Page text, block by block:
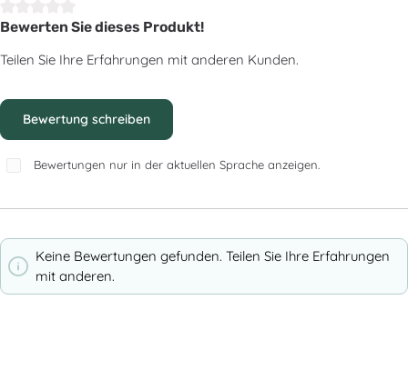
Durchschnittliche Bewertung von 0 von 5 Sternen
Bewerten Sie dieses Produkt!
Teilen Sie Ihre Erfahrungen mit anderen Kunden.
Bewertung schreiben
Bewertungen nur in der aktuellen Sprache anzeigen.
Keine Bewertungen gefunden. Teilen Sie Ihre Erfahrungen
mit anderen.